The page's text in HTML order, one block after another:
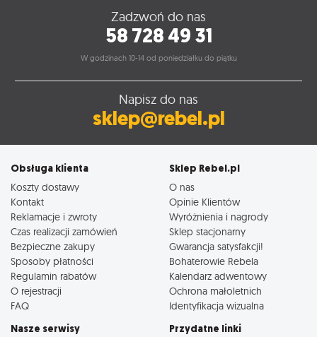
Zadzwoń do nas
58 728 49 31
W godzinach 10-14 od poniedziałku do piątku
Napisz do nas
sklep@rebel.pl
Obsługa klienta
Koszty dostawy
Kontakt
Reklamacje i zwroty
Czas realizacji zamówień
Bezpieczne zakupy
Sposoby płatności
Regulamin rabatów
O rejestracji
FAQ
Sklep Rebel.pl
O nas
Opinie Klientów
Wyróżnienia i nagrody
Sklep stacjonarny
Gwarancja satysfakcji!
Bohaterowie Rebela
Kalendarz adwentowy
Ochrona małoletnich
Identyfikacja wizualna
Nasze serwisy Przydatne linki